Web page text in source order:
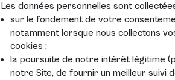
Les données personnelles sont
sur le fondement de votre
notamment lorsque nous collectons
cookies ;
la poursuite de notre intérêt légitime
notre Site, de fournir un meilleur suivi